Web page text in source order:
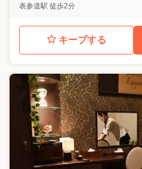
表参道駅 徒歩2分
キープする